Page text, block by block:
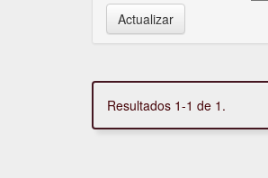
Resultados 1-1 de 1.